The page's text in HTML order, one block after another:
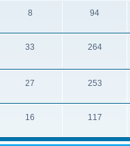
8 94
33 264
27 253
16 117